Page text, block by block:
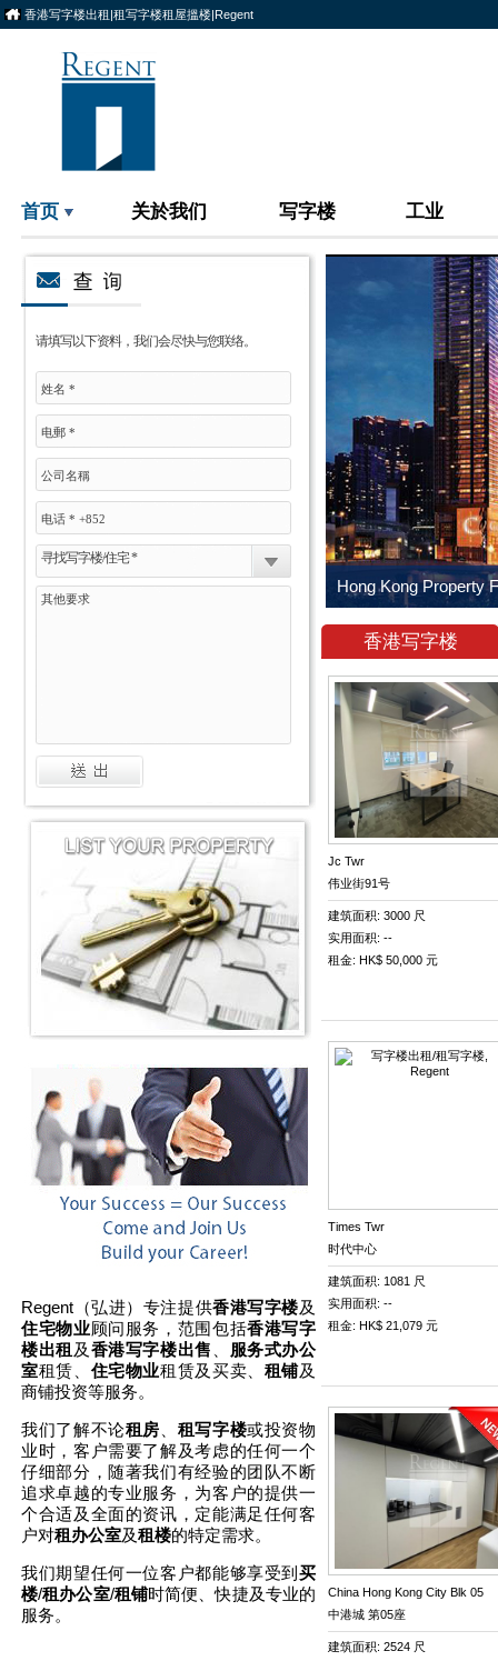
香港写字楼出租|租写字楼租屋搵楼|Regent
首页 关於我们 写字楼 工业
请填写以下资料，我们会尽快与您联络。
寻找写字楼/住宅 *
Regent（弘进）专注提供香港写字楼及
住宅物业顾问服务，范围包括香港写字
楼出租 及 香港写字楼出售
服务式办公
室租赁、 住宅物业租赁及买卖、 租铺及
商铺投资等服务。
我们了解不论租房 租写字楼或投资物
业时，客户需要了解及考虑的任何一个
仔细部分，随著我们有经验的团队不断
追求卓越的专业服务，为客户的提供一
个合适及全面的资讯，定能满足任何客
户对租办公室及租楼的特定需求。
我们期望任何一位客户都能够享受到 买
楼/租办公室/租铺时简便、快捷及专业的
服务。
香港写字楼
Jc Twr
伟业街91号
建筑面积: 3000 尺
实用面积: --
租金: HK$ 50,000 元
Times Twr
时代中心
建筑面积: 1081 尺
实用面积: --
租金: HK$ 21,079 元
China Hong Kong City Blk 05
中港城 第05座
建筑面积: 2524 尺